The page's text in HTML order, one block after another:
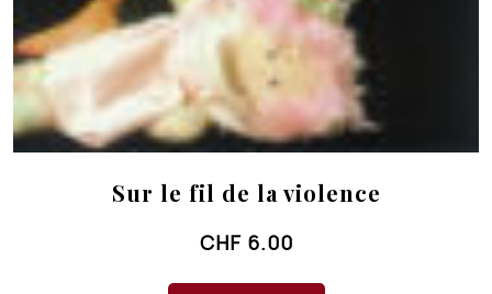
Sur le fil de la violence
CHF 6.00